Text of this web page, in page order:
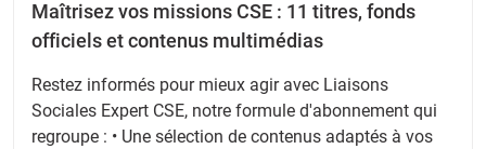
Maîtrisez vos missions CSE : 11 titres, fonds
officiels et contenus multimédias
Restez informés pour mieux agir avec Liaisons
Sociales Expert CSE, notre formule d'abonnement qui
regroupe : • Une sélection de contenus adaptés à vos